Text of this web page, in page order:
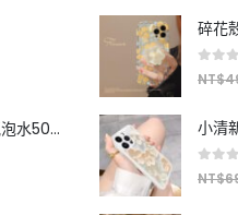
AVILA阿維拉強碳酸氣泡水500ml
碎花
0out
NT$
小清
0out
NT$